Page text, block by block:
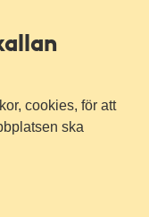
cookies, för att
ska